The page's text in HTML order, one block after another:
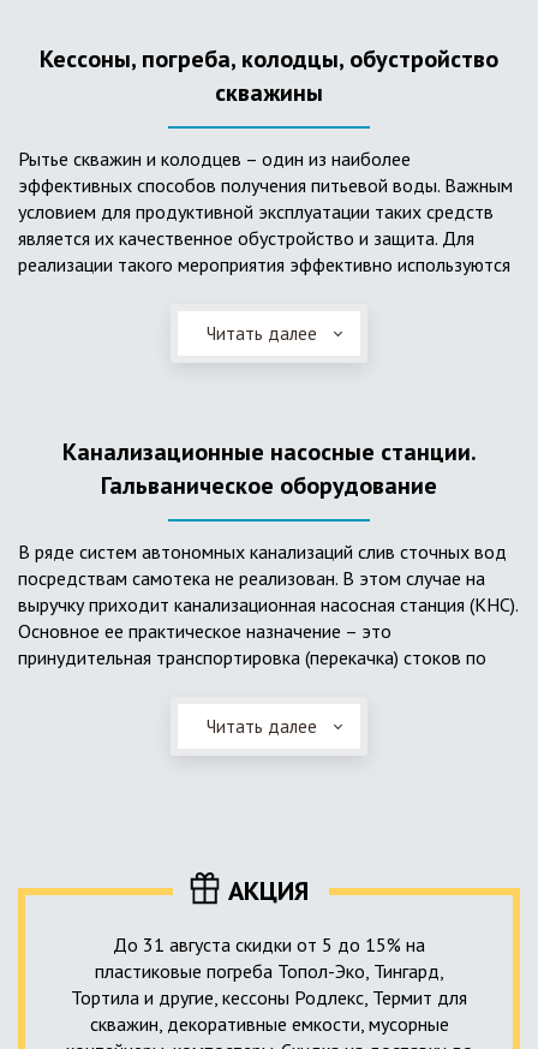
достоинства обуславливают большую популярность
септика из железобетонных колец.
Кессоны, погреба, колодцы, обустройство
скважины
Рытье скважин и колодцев – один из наиболее
эффективных способов получения питьевой воды. Важным
условием для продуктивной эксплуатации таких средств
является их качественное обустройство и защита. Для
реализации такого мероприятия эффективно используются
Главное и неоспоримое преимущество кессонов – это
возможность эксплуатации в условиях пониженных
подвержены промерзанию. Оптимальный вариант
установки железобетонных кессонов – это заниженный
уровень грунтовых вод (УГВ) на участке, а кессон,
выполненный из пластика, может служить на территории с
высоким УГВ.
Очищенная вода без перебоев – незабвенная мечта
каждого владельца загородного дома. Чтобы выполнить
установку кессонов, погребов и колодцев, вам непременно
следует воспользоваться услугами специалистов нашей
компании. Мы максимально оперативно и качественно
проведем весь комплекс изыскательских мероприятий,
выполним необходимые расчеты и проектирование,
Читать далее
Канализационные насосные станции.
Гальваническое оборудование
В ряде систем автономных канализаций слив сточных вод
посредствам самотека не реализован. В этом случае на
выручку приходит канализационная насосная станция (КНС).
Основное ее практическое назначение – это
принудительная транспортировка (перекачка) стоков по
Такая станция может позиционироваться как в подвальном
помещении дома, так и функционировать в условиях
от исполнения.
Читать далее
АКЦИЯ
До 31 августа скидки от 5 до 15% на
пластиковые погреба Топол-Эко, Тингард,
Тортила и другие, кессоны Родлекс, Термит для
скважин, декоративные емкости, мусорные